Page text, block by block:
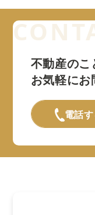
不動産のこ
お気軽にお
電話